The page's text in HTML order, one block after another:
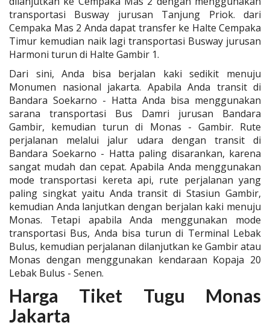
transportasi Busway jurusan Tanjung Priok. dari
Cempaka Mas 2 Anda dapat transfer ke Halte Cempaka
Timur kemudian naik lagi transportasi Busway jurusan
Harmoni turun di Halte Gambir 1.
Dari sini, Anda bisa berjalan kaki sedikit menuju
Monumen nasional jakarta. Apabila Anda transit di
Bandara Soekarno - Hatta Anda bisa menggunakan
sarana transportasi Bus Damri jurusan Bandara
Gambir, kemudian turun di Monas - Gambir. Rute
perjalanan melalui jalur udara dengan transit di
Bandara Soekarno - Hatta paling disarankan, karena
sangat mudah dan cepat. Apabila Anda menggunakan
mode transportasi kereta api, rute perjalanan yang
paling singkat yaitu Anda transit di Stasiun Gambir,
kemudian Anda lanjutkan dengan berjalan kaki menuju
Monas. Tetapi apabila Anda menggunakan mode
transportasi Bus, Anda bisa turun di Terminal Lebak
Bulus, kemudian perjalanan dilanjutkan ke Gambir atau
Monas dengan menggunakan kendaraan Kopaja 20
Lebak Bulus - Senen.
Harga Tiket Tugu Monas
Jakarta